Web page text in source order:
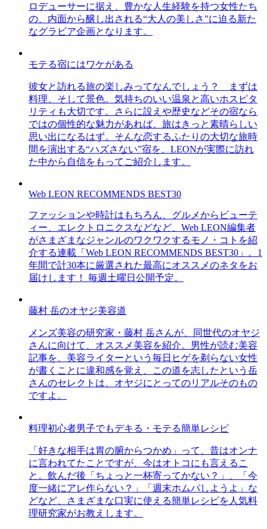
ロデューサーに据え、豊かな人生経験を持つ女性たち
の、内面から醸し出される“大人の美しさ”に迫る新た
なグラビア企画となります。
モテる宿にはワケがある
彼女と訪れる旅の楽しみってなんでしょう？ まずは
料理、そして景色。気持ちのいい温泉と高いホスピタ
リティも大切です。さらに設えや歴史などその宿なら
ではの個性的な魅力があれば、旅はきっと素晴らしい
思い出になるはず。そんな恋するふたりの大切な旅時
間を演出する“ハズさない”宿を、LEONが実際に訪れ
た中から自信をもってご紹介します。
Web LEON RECOMMENDS BEST30
ファッションや時計はもちろん、グルメからビューテ
ィー、エレクトロニクスなどなど、Web LEON編集者
がさまざまなジャンルのワクワクするモノ・コトを紹
介する連載「Web LEON RECOMMENDS BEST30」。1
年間で計30本に厳選された最高にオススメのネタをお
届けします！ 毎週土曜日公開予定。
藤村 岳のオヤジ美容道
メンズ美容の研究家・藤村 岳さんが、同世代のオヤジ
さんに向けて、オススメ美容を紹介。男性が読む美容
記事を、美容ライターという毎日ヒゲを剃らない女性
が書くことに違和感を覚え、この道を志したという岳
さんのセレクトは、オヤジにとってのリアルそのもの
ですよ。
料理初心者男子でもデキる・モテる簡単レシピ
「好きな相手は胃の腑からつかめ」って、昔はオンナ
に言われてたことですが、今はオトコにも言えるこ
と。飲んだ後「ちょっと一杯寄ってかない？」、「今
度一緒にアレ作らない？」「週末ホムパしようよ」な
どなど、さまざまな口実に使える簡単レシピを人気料
理研究家がお教えします。